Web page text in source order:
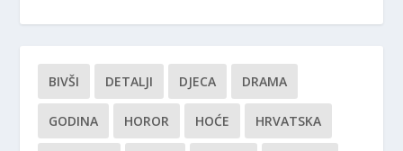
BIVŠI DETALJI DJECA DRAMA
GODINA HOROR HOĆE HRVATSKA